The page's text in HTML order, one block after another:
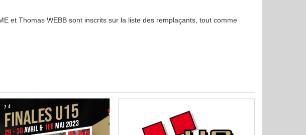
et Thomas WEBB sont inscrits sur la liste des remplaçants, tout comme